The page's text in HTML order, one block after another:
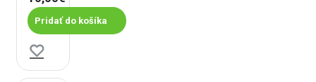
Pridať do košíka